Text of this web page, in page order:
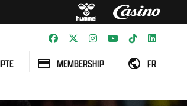
MEMBERSHIP FR